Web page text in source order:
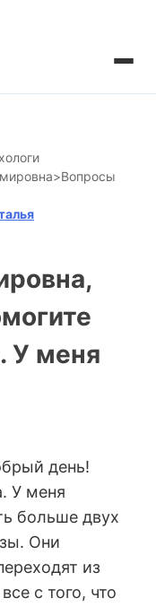
>Вопросы
У меня
день!
У меня
больше двух
Они
из
с того, что